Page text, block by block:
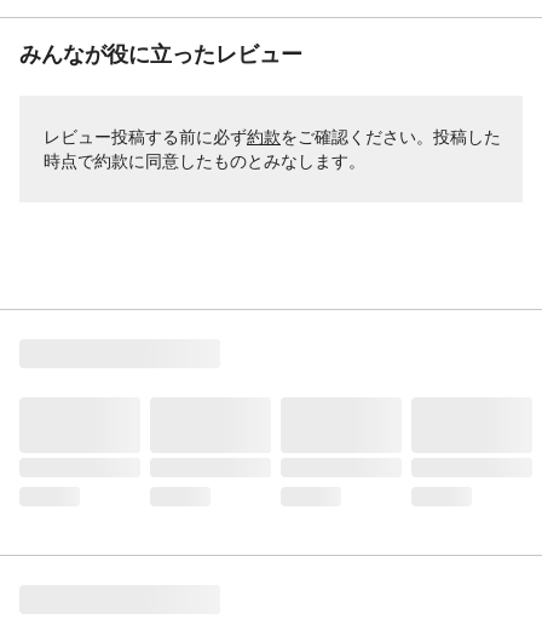
みんなが役に立ったレビュー
レビュー投稿する前に必ず約款をご確認ください。投稿した
時点で約款に同意したものとみなします。